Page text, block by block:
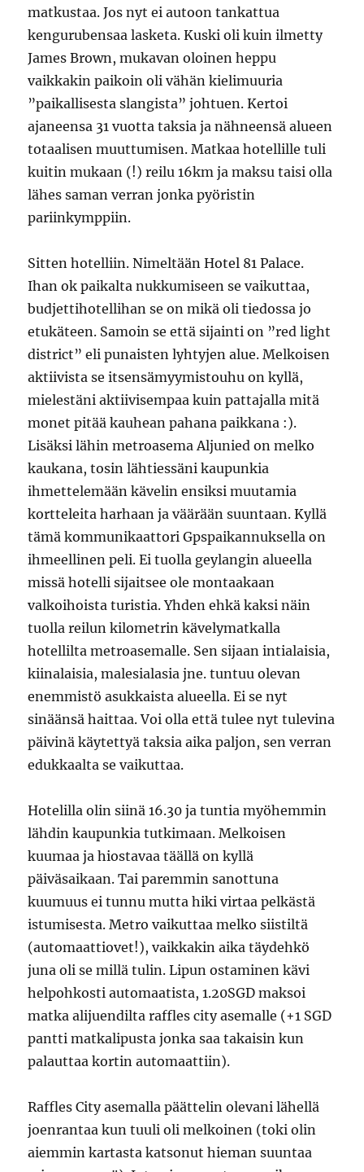
matkustaa. Jos nyt ei autoon tankattua
kengurubensaa lasketa. Kuski oli kuin ilmetty
James Brown, mukavan oloinen heppu
vaikkakin paikoin oli vähän kielimuuria
”paikallisesta slangista” johtuen. Kertoi
ajaneensa 31 vuotta taksia ja nähneensä alueen
totaalisen muuttumisen. Matkaa hotellille tuli
kuitin mukaan (!) reilu 16km ja maksu taisi olla
lähes saman verran jonka pyöristin
pariinkymppiin.
Sitten hotelliin. Nimeltään Hotel 81 Palace.
Ihan ok paikalta nukkumiseen se vaikuttaa,
budjettihotellihan se on mikä oli tiedossa jo
etukäteen. Samoin se että sijainti on ”red light
district” eli punaisten lyhtyjen alue. Melkoisen
aktiivista se itsensämyymistouhu on kyllä,
mielestäni aktiivisempaa kuin pattajalla mitä
monet pitää kauhean pahana paikkana :).
Lisäksi lähin metroasema Aljunied on melko
kaukana, tosin lähtiessäni kaupunkia
ihmettelemään kävelin ensiksi muutamia
kortteleita harhaan ja väärään suuntaan. Kyllä
tämä kommunikaattori Gpspaikannuksella on
ihmeellinen peli. Ei tuolla geylangin alueella
missä hotelli sijaitsee ole montaakaan
valkoihoista turistia. Yhden ehkä kaksi näin
tuolla reilun kilometrin kävelymatkalla
hotellilta metroasemalle. Sen sijaan intialaisia,
kiinalaisia, malesialasia jne. tuntuu olevan
enemmistö asukkaista alueella. Ei se nyt
sinäänsä haittaa. Voi olla että tulee nyt tulevina
päivinä käytettyä taksia aika paljon, sen verran
edukkaalta se vaikuttaa.
Hotelilla olin siinä 16.30 ja tuntia myöhemmin
lähdin kaupunkia tutkimaan. Melkoisen
kuumaa ja hiostavaa täällä on kyllä
päiväsaikaan. Tai paremmin sanottuna
kuumuus ei tunnu mutta hiki virtaa pelkästä
istumisesta. Metro vaikuttaa melko siistiltä
(automaattiovet!), vaikkakin aika täydehkö
juna oli se millä tulin. Lipun ostaminen kävi
helpohkosti automaatista, 1.20SGD maksoi
matka alijuendilta raffles city asemalle (+1 SGD
pantti matkalipusta jonka saa takaisin kun
palauttaa kortin automaattiin).
Raffles City asemalla päättelin olevani lähellä
joenrantaa kun tuuli oli melkoinen (toki olin
aiemmin kartasta katsonut hieman suuntaa